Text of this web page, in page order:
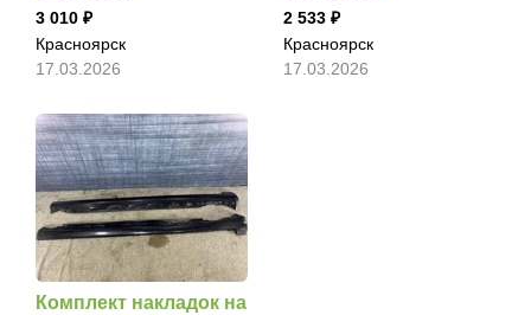
3 010
Красноярск
17.03.2026
2 533
Красноярск
17.03.2026
Комплект накладок на